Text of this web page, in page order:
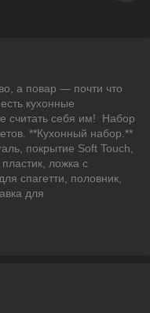
а повар ― почти что
кухонные
считать себя им! Набор
**Кухонный набор.**
покрытие Soft Touch,
ложка с
спагетти, половник,
для